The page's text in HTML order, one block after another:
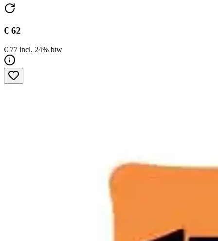
€ 62
€ 77 incl. 24% btw